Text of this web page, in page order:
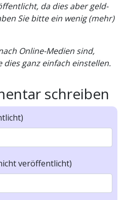
da dies aber geld-
Sie bitte ein wenig (mehr)
Online-Medien sind,
dies ganz einfach einstellen.
schreiben
veröffentlicht)